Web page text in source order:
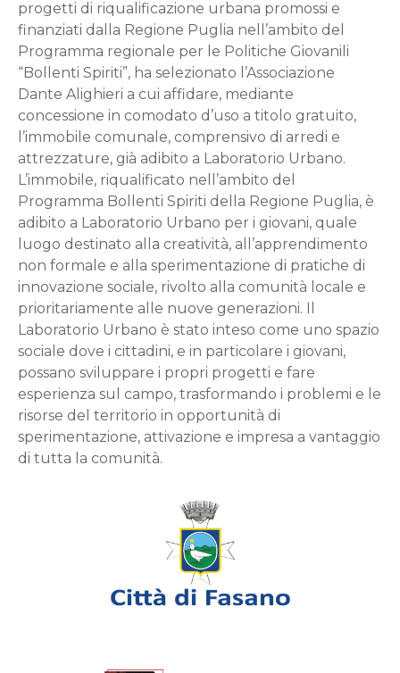
progetti di riqualificazione urbana promossi e
finanziati dalla Regione Puglia nell’ambito del
Programma regionale per le Politiche Giovanili
“Bollenti Spiriti”, ha selezionato l’Associazione
Dante Alighieri a cui affidare, mediante
concessione in comodato d’uso a titolo gratuito,
l’immobile comunale, comprensivo di arredi e
attrezzature, già adibito a Laboratorio Urbano.
L’immobile, riqualificato nell’ambito del
Programma Bollenti Spiriti della Regione Puglia, è
adibito a Laboratorio Urbano per i giovani, quale
luogo destinato alla creatività, all’apprendimento
non formale e alla sperimentazione di pratiche di
innovazione sociale, rivolto alla comunità locale e
prioritariamente alle nuove generazioni. Il
Laboratorio Urbano è stato inteso come uno spazio
sociale dove i cittadini, e in particolare i giovani,
possano sviluppare i propri progetti e fare
esperienza sul campo, trasformando i problemi e le
risorse del territorio in opportunità di
sperimentazione, attivazione e impresa a vantaggio
di tutta la comunità.